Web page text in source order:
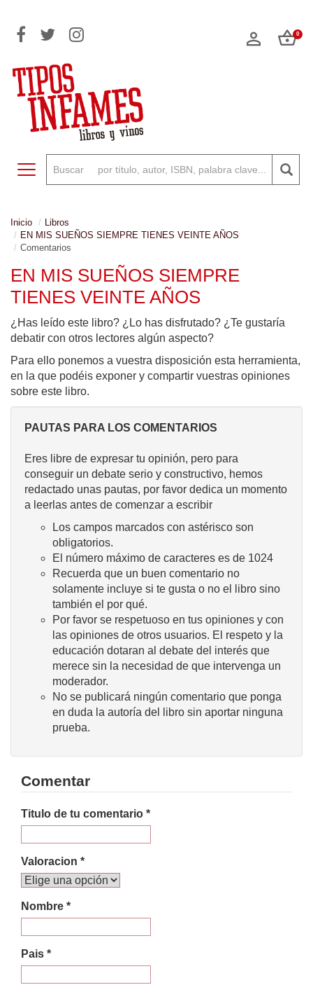
0
Toggle navigation
Inicio
Libros
EN MIS SUEÑOS SIEMPRE TIENES VEINTE AÑOS
Comentarios
EN MIS SUEÑOS SIEMPRE
TIENES VEINTE AÑOS
¿Has leído este libro? ¿Lo has disfrutado? ¿Te gustaría
debatir con otros lectores algún aspecto?
Para ello ponemos a vuestra disposición esta herramienta,
en la que podéis exponer y compartir vuestras opiniones
sobre este libro.
PAUTAS PARA LOS COMENTARIOS
Eres libre de expresar tu opinión, pero para
conseguir un debate serio y constructivo, hemos
redactado unas pautas, por favor dedica un momento
a leerlas antes de comenzar a escribir
Los campos marcados con astérisco son
obligatorios.
El número máximo de caracteres es de 1024
Recuerda que un buen comentario no
solamente incluye si te gusta o no el libro sino
también el por qué.
Por favor se respetuoso en tus opiniones y con
las opiniones de otros usuarios. El respeto y la
educación dotaran al debate del interés que
merece sin la necesidad de que intervenga un
moderador.
No se publicará ningún comentario que ponga
en duda la autoría del libro sin aportar ninguna
prueba.
Comentar
Titulo de tu comentario *
Valoracion *
Nombre *
Pais *